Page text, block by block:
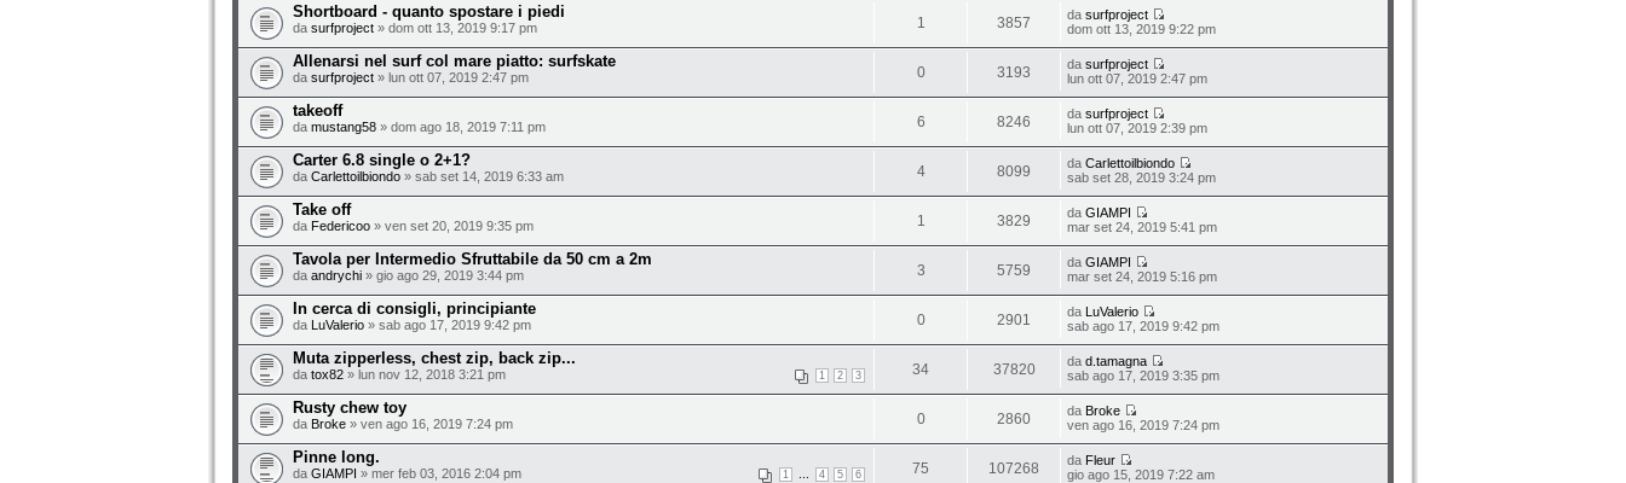
Shortboard - quanto spostare i piedi
da surfproject » dom ott 13, 2019 9:17 pm 1 3857 da surfproject
dom ott 13, 2019 9:22 pm
Allenarsi nel surf col mare piatto: surfskate
da surfproject » lun ott 07, 2019 2:47 pm 0 3193 da surfproject
lun ott 07, 2019 2:47 pm
takeoff
da mustang58 » dom ago 18, 2019 7:11 pm 6 8246 da surfproject
lun ott 07, 2019 2:39 pm
Carter 6.8 single o 2+1?
da Carlettoilbiondo » sab set 14, 2019 6:33 am 4 8099 da Carlettoilbiondo
sab set 28, 2019 3:24 pm
Take off
da Federicoo » ven set 20, 2019 9:35 pm 1 3829 da GIAMPI
mar set 24, 2019 5:41 pm
Tavola per Intermedio Sfruttabile da 50 cm a 2m
da andrychi » gio ago 29, 2019 3:44 pm 3 5759 da GIAMPI
mar set 24, 2019 5:16 pm
In cerca di consigli, principiante
da LuValerio » sab ago 17, 2019 9:42 pm 0 2901 da LuValerio
sab ago 17, 2019 9:42 pm
Muta zipperless, chest zip, back zip...
1 2 3
da tox82 » lun nov 12, 2018 3:21 pm 34 37820 da d.tamagna
sab ago 17, 2019 3:35 pm
Rusty chew toy
da Broke » ven ago 16, 2019 7:24 pm 0 2860 da Broke
ven ago 16, 2019 7:24 pm
Pinne long.
1 4 5 6
da GIAMPI » mer feb 03, 2016 2:04 pm 75 107268 da Fleur
gio ago 15, 2019 7:22 am